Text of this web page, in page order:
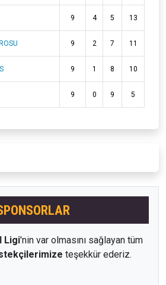
9 4 5 13
9 2 7 11
9 1 8 10
9 0 9 5
Ligi'nin var olmasını sağlayan tüm
teşekkür ederiz.